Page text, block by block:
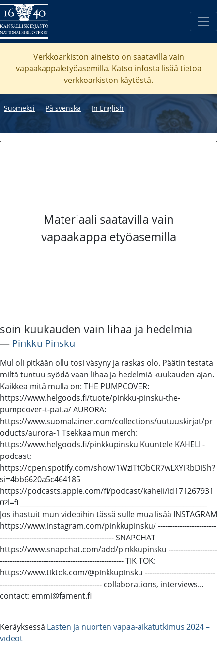
Verkkoarkiston aineisto on saatavilla vain
vapaakappaletyöasemilla. Katso infosta lisää tietoa
verkkoarkiston käytöstä.
Suomeksi ― På svenska ― In English
Materiaali saatavilla vain
vapaakappaletyöasemilla
söin kuukauden vain lihaa ja hedelmiä
― Pinkku Pinsku
Mul oli pitkään ollu tosi väsyny ja raskas olo. Päätin testata
miltä tuntuu syödä vaan lihaa ja hedelmiä kuukauden ajan.
Kaikkea mitä mulla on: THE PUMPCOVER:
https://www.helgoods.fi/tuote/pinkku-pinsku-the-
pumpcover-t-paita/ AURORA:
https://www.suomalainen.com/collections/uutuuskirjat/pr
oducts/aurora-1 Tsekkaa mun merch:
https://www.helgoods.fi/pinkkupinsku Kuuntele KAHELI -
podcast:
https://open.spotify.com/show/1WziTtObCR7wLXYiRbDiSh?
si=4bb6620a5c464185
https://podcasts.apple.com/fi/podcast/kaheli/id171267931
0?l=fi _______________________________________________________
Jos ihastuit mun videoihin tässä sulle mua lisää INSTAGRAM
https://www.instagram.com/pinkkupinsku/ ------------------------
----------------------------------------------- SNAPCHAT
https://www.snapchat.com/add/pinkkupinsku --------------------
--------------------------------------------------- TIK TOK:
https://www.tiktok.com/@pinkkupinsku -----------------------------
------------------------------------------ collaborations, interviews...
contact: emmi@fament.fi
Keräyksessä Lasten ja nuorten vapaa-aikatutkimus 2024 –
videot